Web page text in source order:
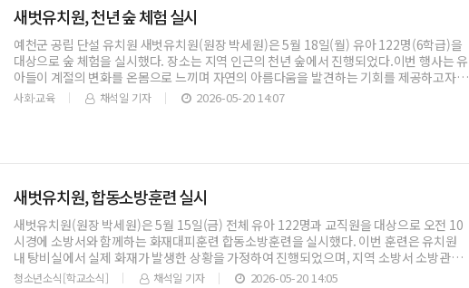
새벗유치원, 천년 숲 체험 실시
예천군 공립 단설 유치원 새벗유치원(원장 박세원)은 5월 18일(월) 유아 122명(6학급)을
대상으로 숲 체험을 실시했다. 장소는 지역 인근의 천년 숲에서 진행되었다.이번 행사는 유
아들이 계절의 변화를 온몸으로 느끼며 자연의 아름다움을 발견하는 기회를 제공하고자
마련
사회·교육 채석일 기자 2026-05-20 14:07
새벗유치원, 합동소방훈련 실시
새벗유치원(원장 박세원)은 5월 15일(금) 전체 유아 122명과 교직원을 대상으로 오전 10
시경에 소방서와 함께하는 화재대피훈련 합동소방훈련을 실시했다. 이번 훈련은 유치원
내 탕비실에서 실제 화재가 발생한 상황을 가정하여 진행되었으며, 지역 소방서 소방관들
의 적극적
청소년소식[학교소식] 채석일 기자 2026-05-20 14:05